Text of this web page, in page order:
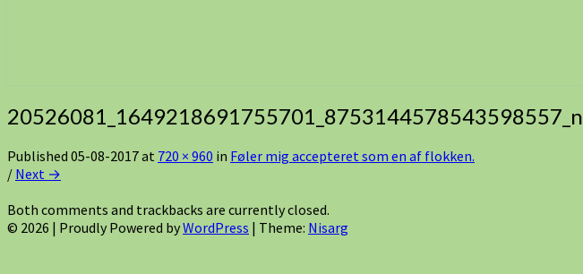
20526081_1649218691755701_8753144578543598557_n
Published 05-08-2017at 720 × 960 in Føler mig accepteret som en af flokken.
/ Next →
Both comments and trackbacks are currently closed.
© 2026 | Proudly Powered byWordPress | Theme: Nisarg